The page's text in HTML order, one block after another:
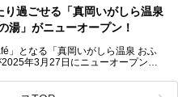
スピタリティ株式会社【PR】
の宿 ゆうふり那須高雄温泉ロッジ
のほとりに11の温泉地が点在し、
癒やしの場として愛されてきまし
然を感じられる観光スポットや、こ
地グルメなど、多彩な魅力がある北
り過ごせる「真岡いがしら温泉
湯」がニューオープン！
」となる「真岡いがしら温泉 おふ
年3月27日にニューオープンす